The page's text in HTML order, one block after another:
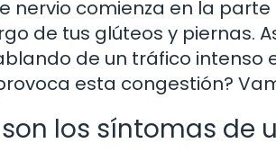
nervio comienza en la
de tus glúteos y piernas.
de un tráfico intenso
esta congestión?
los síntomas de